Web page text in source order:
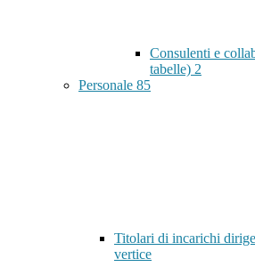
Consulenti e
tabelle) 2
Personale 85
Titolari di incarichi
vertice